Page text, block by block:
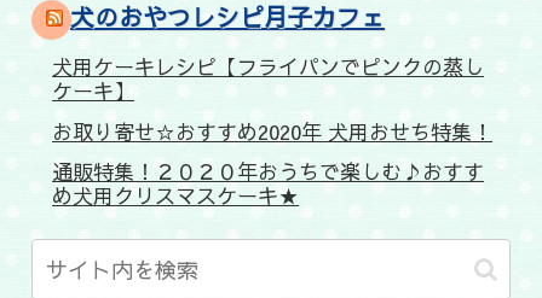
犬のおやつレシピ月子カフェ
犬用ケーキレシピ【フライパンでピンクの蒸し
ケーキ】
お取り寄せ☆おすすめ2020年 犬用おせち特集！
通販特集！２０２０年おうちで楽しむ♪おすす
め犬用クリスマスケーキ★